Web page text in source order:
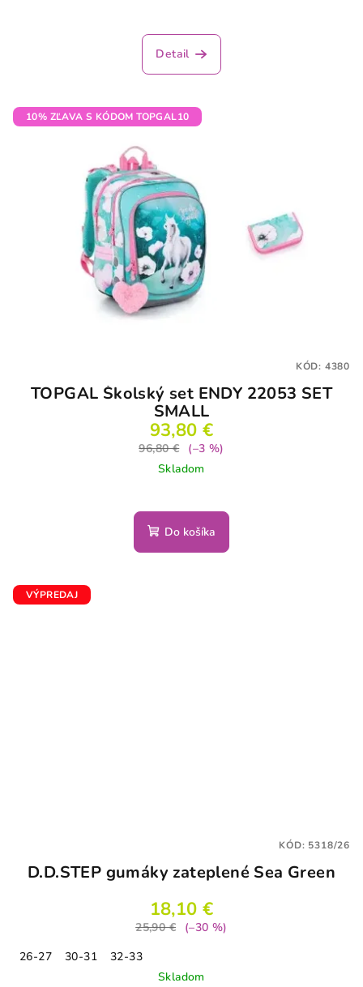
hodnotenie
produktu
5
hviezdičiek.
Detail
10% ZĽAVA S KÓDOM TOPGAL10
TOPGAL Školský set ENDY 22053 SET
SMALL
93,80 €
96,80 €
(–3 %)
Skladom
Do košíka
KÓD: 4380
VÝPREDAJ
D.D.STEP gumáky zateplené Sea Green
18,10 €
25,90 €
(–30 %)
26-27
30-31
32-33
Skladom
KÓD: 5318/26